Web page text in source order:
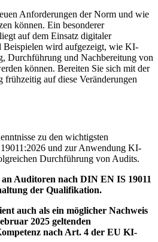
Anforderungen der Norm und wie
können. Ein besonderer
auf dem Einsatz digitaler
wird aufgezeigt, wie KI-
Durchführung und Nachbereitung von
können. Bereiten Sie sich mit der
frühzeitig auf diese Veränderungen
zu den wichtigsten
und zur Anwendung KI-
Durchführung von Audits.
Auditoren nach DIN EN IS 19011
der Qualifikation.
auch als ein möglicher Nachweis
2025 geltenden
nach Art. 4 der EU KI-